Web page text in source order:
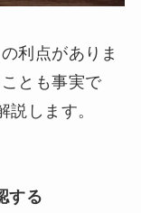
利点がありま
とも事実で
します。
する